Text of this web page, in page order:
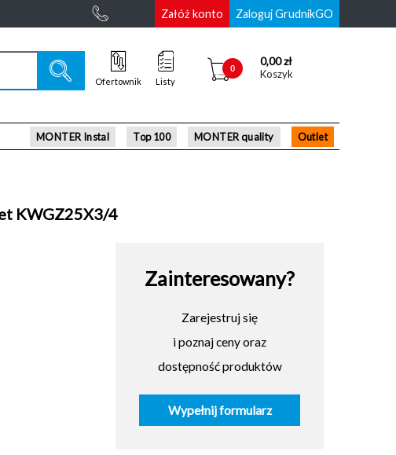
Załóż konto Zaloguj GrudnikGO
0
0,00 zł
Koszyk
Ofertownik Listy
MONTER Instal Top 100 MONTER quality Outlet
KWGZ25X3/4
Zainteresowany?
Zarejestruj się
i poznaj ceny oraz
dostępność produktów
Wypełnij formularz